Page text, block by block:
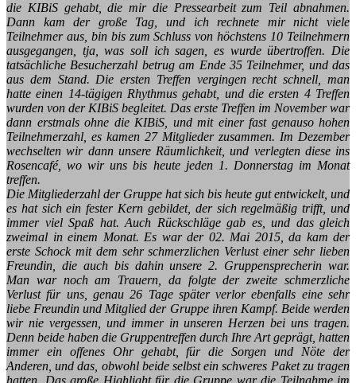
die KIBiS gehabt, die mir die Pressearbeit zum Teil abnahmen.
Dann kam der große Tag, und ich rechnete mir nicht viele
Teilnehmer aus, bin bis zum Schluss von höchstens 10 Teilnehmern
ausgegangen, tja, was soll ich sagen, es wurde übertroffen. Die
tatsächliche Besucherzahl betrug am Ende 35 Teilnehmer, und das
aus dem Stand. Die ersten Treffen vergingen recht schnell, man
hatte einen 14-tägigen Rhythmus gehabt, und die ersten 4 Treffen
wurden von der KIBiS begleitet. Das erste Treffen im November war
dann erstmals ohne die KIBiS, und mit einer fast genauso hohen
Teilnehmerzahl, es kamen 27 Mitglieder zusammen. Im Dezember
wechselten wir dann unsere Räumlichkeit, und verlegten diese ins
Rosencafé, wo wir uns bis heute jeden 1. Donnerstag im Monat
treffen.
Die Mitgliederzahl der Gruppe hat sich bis heute gut entwickelt, und
es hat sich ein fester Kern gebildet, der sich regelmäßig trifft, und
immer viel Spaß hat. Auch Rückschläge gab es, und das gleich
zweimal in einem Monat. Es war der 02. Mai 2015, da kam der
erste Schock mit dem sehr schmerzlichen Verlust einer sehr lieben
Freundin, die auch bis dahin unsere 2. Gruppensprecherin war.
Man war noch am Trauern, da folgte der zweite schmerzliche
Verlust für uns, genau 26 Tage später verlor ebenfalls eine sehr
liebe Freundin und Mitglied der Gruppe ihren Kampf. Beide werden
wir nie vergessen, und immer in unseren Herzen bei uns tragen.
Denn beide haben die Gruppentreffen durch Ihre Art geprägt, hatten
immer ein offenes Ohr gehabt, für die Sorgen und Nöte der
Anderen, und das, obwohl beide selbst ein schweres Paket zu tragen
hatten. Das große Highlight für die Gruppe war die Teilnahme im